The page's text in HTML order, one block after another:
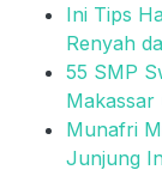
Ini Tips
Renyah
55 SMP
Munafri
Junjung